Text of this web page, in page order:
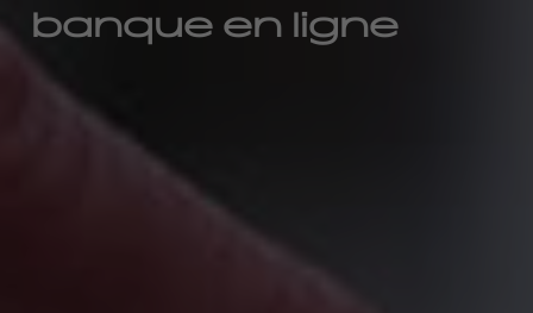
banque en ligne